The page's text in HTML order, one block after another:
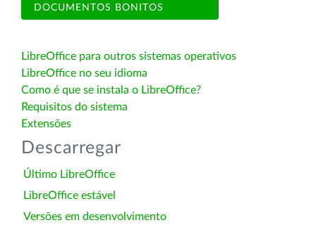
DOCUMENTOS BONITOS
LibreOffice para outros sistemas operativos
LibreOffice no seu idioma
Como é que se instala o LibreOffice?
Requisitos do sistema
Extensões
Descarregar
Último LibreOffice
LibreOffice estável
Versões em desenvolvimento